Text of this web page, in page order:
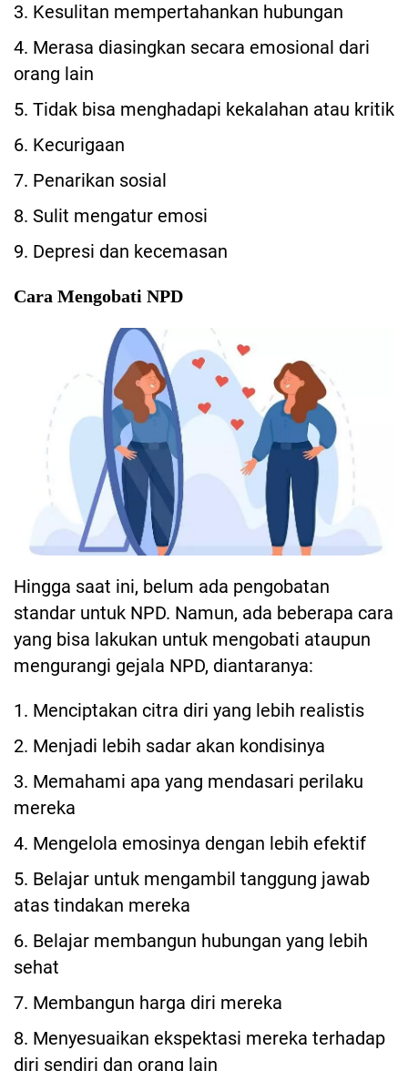
3. Kesulitan mempertahankan hubungan
4. Merasa diasingkan secara emosional dari
orang lain
5. Tidak bisa menghadapi kekalahan atau kritik
6. Kecurigaan
7. Penarikan sosial
8. Sulit mengatur emosi
9. Depresi dan kecemasan
Cara Mengobati NPD
Hingga saat ini, belum ada pengobatan
standar untuk NPD. Namun, ada beberapa cara
yang bisa lakukan untuk mengobati ataupun
mengurangi gejala NPD, diantaranya:
1. Menciptakan citra diri yang lebih realistis
2. Menjadi lebih sadar akan kondisinya
3. Memahami apa yang mendasari perilaku
mereka
4. Mengelola emosinya dengan lebih efektif
5. Belajar untuk mengambil tanggung jawab
atas tindakan mereka
6. Belajar membangun hubungan yang lebih
sehat
7. Membangun harga diri mereka
8. Menyesuaikan ekspektasi mereka terhadap
diri sendiri dan orang lain